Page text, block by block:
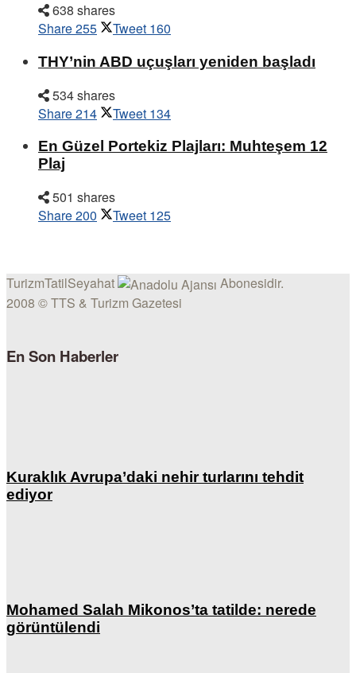
638 shares
Share255 Tweet 160
THY’nin ABD uçuşları yeniden başladı
534 shares
Share214 Tweet 134
En Güzel Portekiz Plajları: Muhteşem 12
Plaj
501 shares
Share200 Tweet 125
TurizmTatilSeyahat
Abonesidir.
2008 © TTS & Turizm Gazetesi
En Son Haberler
Kuraklık Avrupa’daki nehir turlarını tehdit
ediyor
Mohamed Salah Mikonos’ta tatilde: nerede
görüntülendi